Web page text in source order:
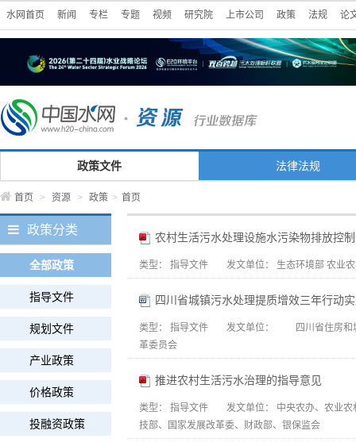
水网首页 新闻 专栏 专题 视频 研究院 上市公司 政策 法规 论
政策文件 法律法规
首页 > 资源 > 政策 > 首页
政策分类
全部政策
指导文件
规划文件
产业政策
价格政策
投融资政策
农村生活污水处理设施水污染物排放控
类型： 指导文件 发文单位： 生态环境部 农业
四川省城镇污水处理提质增效三年行动
类型： 指导文件 发文单位：
四川省住房和
革委员会
推进农村生活污水治理的指导意见
类型： 指导文件 发文单位： 中央农办、农业
技部、国家发展改革委、财政部、银保监会